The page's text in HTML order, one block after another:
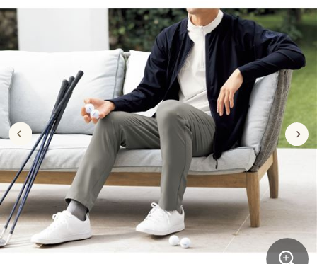
ジュニア・ティーンズ下着
キッチン・雑貨・日用品
寝具・インテリア・家具通販すべて
家具・収納
寝具・ベッド
カーテン・ラグ・ファブリック
美容・健康
美容・健康通販すべて
美容・健康・サプリメント
制服・スクール
制服・スクールすべて
制服・学生服
ジュニア・ティーンズ下着
大きいサイズ
大きいサイズ通販すべて
大きいサイズ レディース服
大きいサイズ レディース下着
バーゲン
バーゲンセール
シークレットセール
詳細検索
商品カテゴリ一覧
キッチン・雑貨・日用品
寝具・ベッド
カーテン・ラグ・ファブリック
美容・健康通販すべて
美容・健康・サプリメント
制服・スクール
制服・スクールすべて
制服・学生服
ジュニア・ティーンズ下着
大きいサイズ
大きいサイズ通販すべて
大きいサイズ レディース服
大きいサイズ レディース下着
大きいサイズ メンズ
バーゲン
バーゲンセール
シークレットセール
詳細検索
商品カテゴリ一覧
カタログ
カタログ・チラシからのご注文